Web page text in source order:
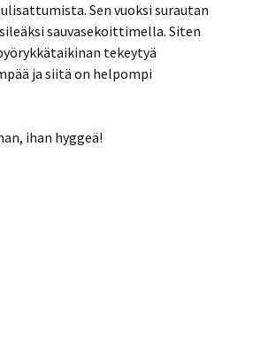
Sen vuoksi surautan
sauvasekoittimella. Siten
tekeytyä
ja siitä on helpompi
ihan hyggeä!